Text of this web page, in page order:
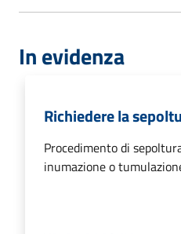
In evidenza
Richiedere la
Procedimento di
inumazione o